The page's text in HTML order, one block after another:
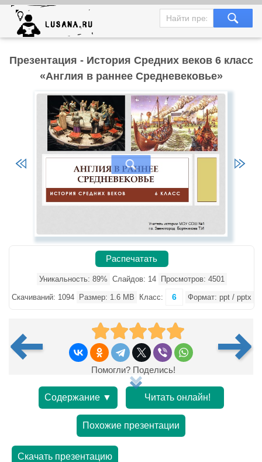
Презентация - История Средних веков 6 класс
«Англия в раннее Средневековье»
Распечатать
Уникальность: 89% Слайдов: 14 Просмотров: 4501
Скачиваний: 1094 Размер: 1.6 MB Класс: 6 Формат: ppt / pptx
Помогли? Поделись!
Содержание ▼ Читать онлайн!
Похожие презентации
Скачать презентацию